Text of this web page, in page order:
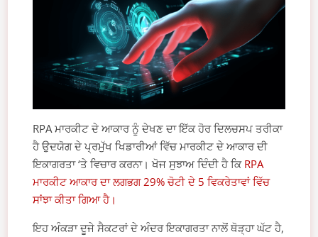
RPA ਮਾਰਕੀਟ ਦੇ ਆਕਾਰ ਨੂੰ ਦੇਖਣ ਦਾ ਇੱਕ ਹੋਰ ਦਿਲਚਸਪ ਤਰੀਕਾ
ਹੈ ਉਦਯੋਗ ਦੇ ਪ੍ਰਮੁੱਖ ਖਿਡਾਰੀਆਂ ਵਿੱਚ ਮਾਰਕੀਟ ਦੇ ਆਕਾਰ ਦੀ
ਇਕਾਗਰਤਾ ‘ਤੇ ਵਿਚਾਰ ਕਰਨਾ। ਖੋਜ ਸੁਝਾਅ ਦਿੰਦੀ ਹੈ ਕਿ RPA
ਮਾਰਕੀਟ ਆਕਾਰ ਦਾ ਲਗਭਗ 29% ਚੋਟੀ ਦੇ 5 ਵਿਕਰੇਤਾਵਾਂ ਵਿੱਚ
ਸਾਂਝਾ ਕੀਤਾ ਗਿਆ ਹੈ।
ਇਹ ਅੰਕੜਾ ਦੂਜੇ ਸੈਕਟਰਾਂ ਦੇ ਅੰਦਰ ਇਕਾਗਰਤਾ ਨਾਲੋਂ ਥੋੜ੍ਹਾ ਘੱਟ ਹੈ,